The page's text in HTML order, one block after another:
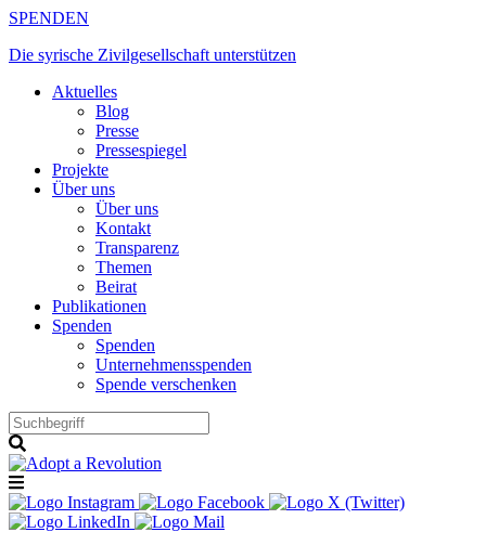
Zum
springen
SPENDEN
Die syrische Zivilgesellschaft unterstützen
Aktuelles
Blog
Presse
Pressespiegel
Projekte
Über uns
Über uns
Kontakt
Transparenz
Themen
Beirat
Publikationen
Spenden
Spenden
Unternehmensspenden
Spende verschenken